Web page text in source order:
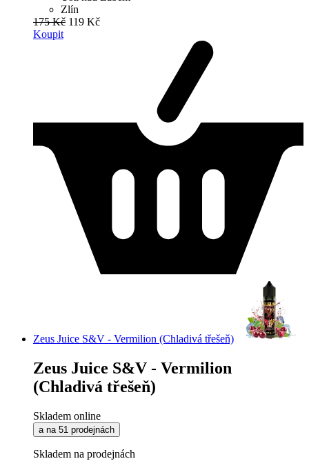
Zlín
175 Kč 119 Kč
Koupit
Zeus Juice S&V - Vermilion (Chladivá třešeň)
Zeus Juice S&V - Vermilion
(Chladivá třešeň)
Skladem online
a na 51 prodejnách
Skladem na prodejnách